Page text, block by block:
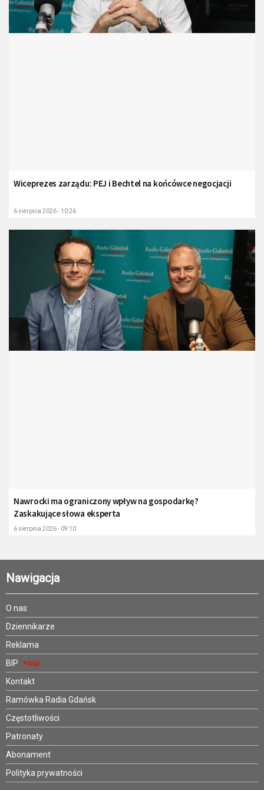
Wiceprezes zarządu: PEJ i Bechtel na końcówce negocjacji
6 sierpnia 2026 - 10:26
Nawrocki ma ograniczony wpływ na gospodarkę?
Zaskakujące słowa eksperta
6 sierpnia 2026 - 09:10
Nawigacja
O nas
Dziennikarze
Reklama
BIP
Kontakt
Ramówka Radia Gdańsk
Częstotliwości
Patronaty
Abonament
Polityka prywatności